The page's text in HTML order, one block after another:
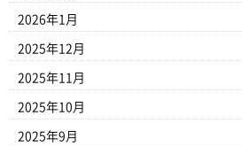
2026年1月
2025年12月
2025年11月
2025年10月
2025年9月